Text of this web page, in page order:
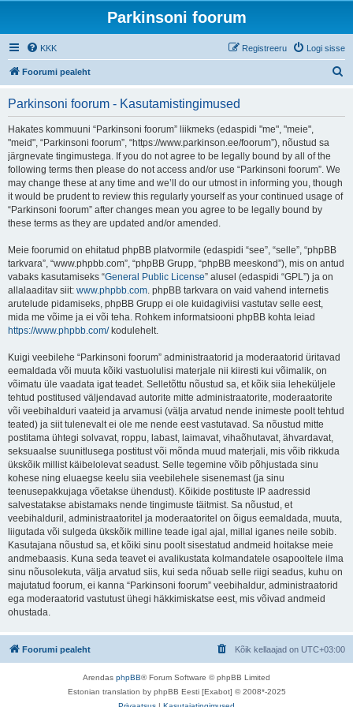
Parkinsoni foorum
KKK Logi sisse
Registreeru
Foorumi pealeht
Parkinsoni foorum - Kasutamistingimused
Hakates kommuuni “Parkinsoni foorum” liikmeks (edaspidi "me", "meie",
"meid", “Parkinsoni foorum”, “https://www.parkinson.ee/foorum”), nõustud sa
järgnevate tingimustega. If you do not agree to be legally bound by all of the
following terms then please do not access and/or use “Parkinsoni foorum”. We
may change these at any time and we’ll do our utmost in informing you, though
it would be prudent to review this regularly yourself as your continued usage of
“Parkinsoni foorum” after changes mean you agree to be legally bound by
these terms as they are updated and/or amended.
Meie foorumid on ehitatud phpBB platvormile (edaspidi “see”, “selle”, “phpBB
tarkvara”, “www.phpbb.com”, “phpBB Grupp, “phpBB meeskond”), mis on antud
vabaks kasutamiseks “General Public License” alusel (edaspidi “GPL”) ja on
allalaaditav siit: www.phpbb.com. phpBB tarkvara on vaid vahend internetis
arutelude pidamiseks, phpBB Grupp ei ole kuidagiviisi vastutav selle eest,
mida me võime ja ei või teha. Rohkem informatsiooni phpBB kohta leiad
https://www.phpbb.com/kodulehelt.
Kuigi veebilehe “Parkinsoni foorum” administraatorid ja moderaatorid üritavad
eemaldada või muuta kõiki vastuolulisi materjale nii kiiresti kui võimalik, on
võimatu üle vaadata igat teadet. Selletõttu nõustud sa, et kõik siia leheküljele
tehtud postitused väljendavad autorite mitte administraatorite, moderaatorite
või veebihalduri vaateid ja arvamusi (välja arvatud nende inimeste poolt tehtud
teated) ja siit tulenevalt ei ole me nende eest vastutavad. Sa nõustud mitte
postitama ühtegi solvavat, roppu, labast, laimavat, vihaõhutavat, ähvardavat,
seksuaalse suunitlusega postitust või mõnda muud materjali, mis võib rikkuda
ükskõik millist käibelolevat seadust. Selle tegemine võib põhjustada sinu
kohese ning eluaegse keelu siia veebilehele sisenemast (ja sinu
teenusepakkujaga võetakse ühendust). Kõikide postituste IP aadressid
salvestatakse abistamaks nende tingimuste täitmist. Sa nõustud, et
veebihalduril, administraatoritel ja moderaatoritel on õigus eemaldada, muuta,
liigutada või sulgeda ükskõik milline teade igal ajal, millal iganes neile sobib.
Kasutajana nõustud sa, et kõiki sinu poolt sisestatud andmeid hoitakse meie
andmebaasis. Kuna seda teavet ei avalikustata kolmandatele osapooltele ilma
sinu nõusolekuta, välja arvatud siis, kui seda nõuab selle riigi seadus, kuhu on
majutatud foorum, ei kanna “Parkinsoni foorum” veebihaldur, administraatorid
ega moderaatorid vastutust ühegi häkkimiskatse eest, mis võivad andmeid
ohustada.
Foorumi pealeht Kõik kellaajad on UTC+03:00
Arendas phpBB® Forum Software © phpBB Limited
Estonian translation by phpBB Eesti [Exabot] © 2008*-2025